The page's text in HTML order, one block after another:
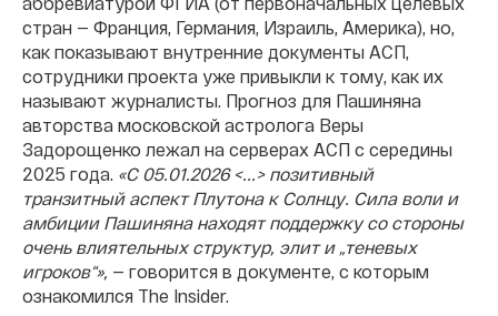
стран — Франция, Германия, Израиль, Америка), но,
как показывают внутренние документы АСП,
сотрудники проекта уже привыкли к тому, как их
называют журналисты. Прогноз для Пашиняна
авторства московской астролога Веры
Задорощенко лежал на серверах АСП с середины
2025 года. «С 05.01.2026 <...> позитивный
транзитный аспект Плутона к Солнцу. Сила воли и
амбиции Пашиняна находят поддержку со стороны
очень влиятельных структур, элит и „теневых
игроков“», — говорится в документе, с которым
ознакомился The Insider.